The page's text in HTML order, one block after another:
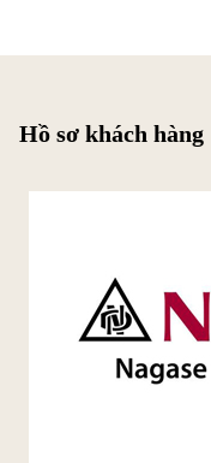
Hồ sơ khách hàng